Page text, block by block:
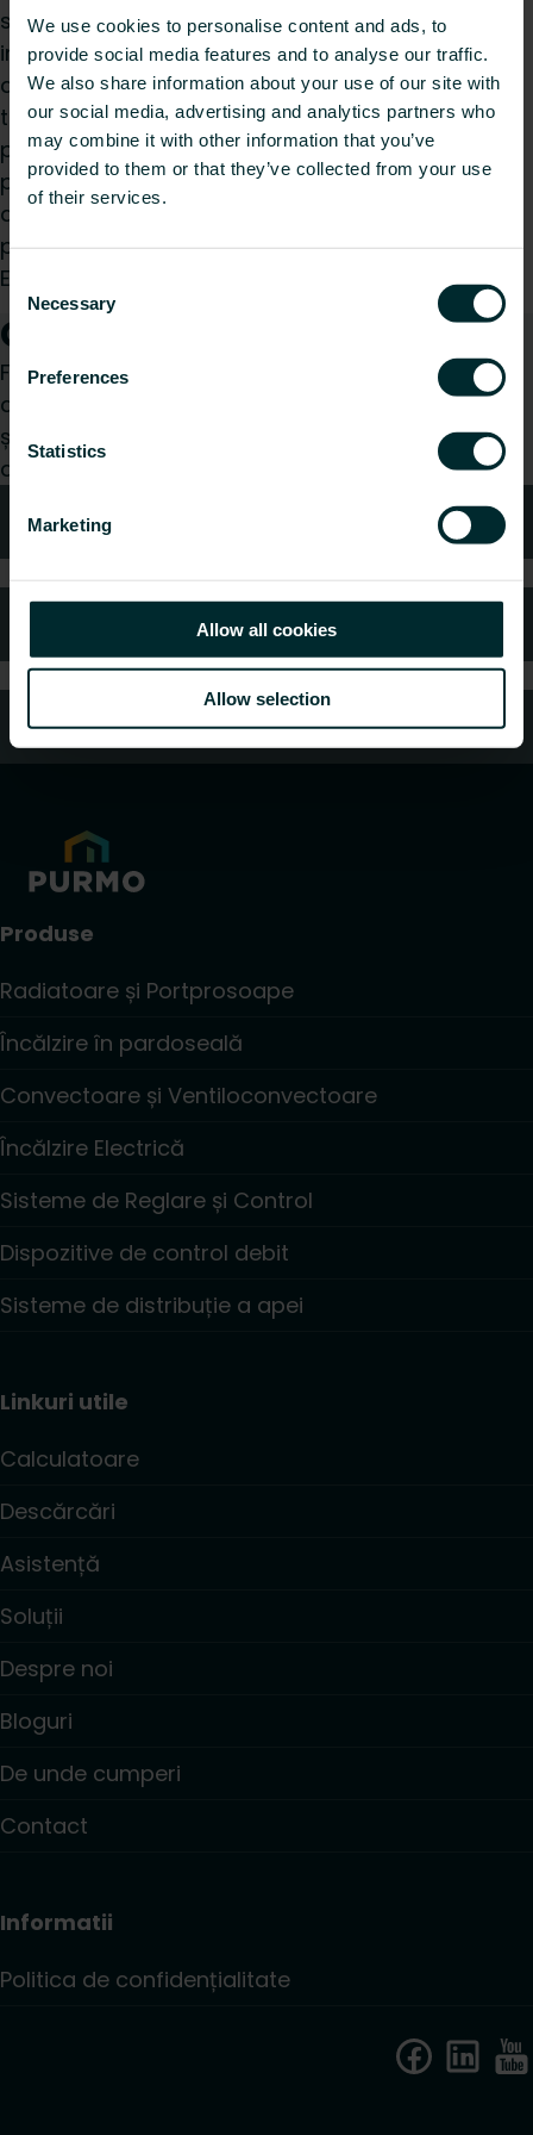
We use cookies to personalise content and ads, to
provide social media features and to analyse our traffic.
We also share information about your use of our site with
our social media, advertising and analytics partners who
may combine it with other information that you’ve
provided to them or that they’ve collected from your use
of their services.
Consent
Selection
Necessary
Preferences
Statistics
Marketing
Allow all cookies
Allow selection
structură în cinci straturi: straturi exterioare și
interioare din PE-X straturi adezive și un strat de
aluminiu central. Acest lucru asigură o stabilitate
termică excelentă, rezistență la coroziune și
proprietăți de barieră la oxigen. Conductele sunt
potrivite pentru apă potabilă și diverse aplicații
de încălzire, asigurând durabilitate și stabilitate
pe termen lung la presiuni și temperaturi ridicate.
Ele respectă standardele PN-EN 21003-1:2009.
Cum vă putem ajuta?
Fie că sunteți un instalator, arhitect, proiectant,
distribuitor sau utilizator final, alegeți o categorie
și vom fi bucuroși să ne ocupăm de cererea
dumneavoastră.
Sfaturi tehnice
Întrebări frecvente
Servicii clienți
Produse
Radiatoare și Portprosoape
Încălzire în pardoseală
Convectoare și Ventiloconvectoare
Încălzire Electrică
Sisteme de Reglare și Control
Dispozitive de control debit
Sisteme de distribuție a apei
Linkuri utile
Calculatoare
Descărcări
Asistență
Soluții
Despre noi
Bloguri
De unde cumperi
Contact
Informatii
Politica de confidențialitate